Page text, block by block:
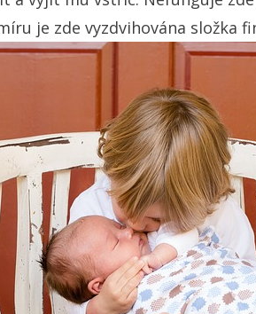
je zde vyzdvihována složka